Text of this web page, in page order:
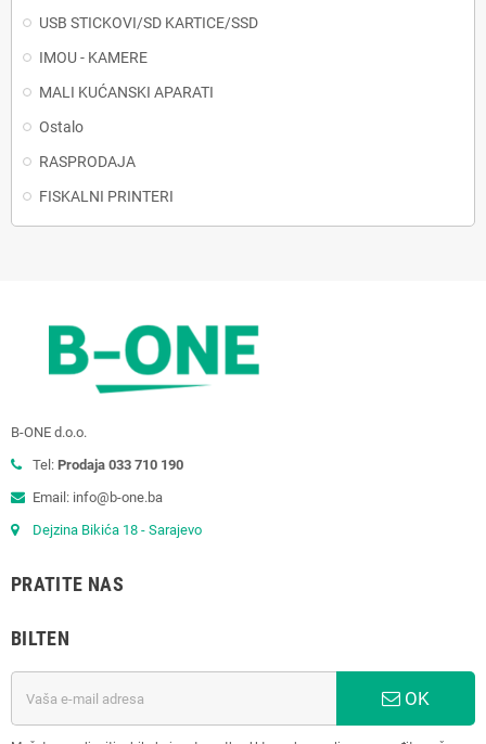
USB STICKOVI/SD KARTICE/SSD
IMOU - KAMERE
MALI KUĆANSKI APARATI
Ostalo
RASPRODAJA
FISKALNI PRINTERI
B-ONE d.o.o.
Tel: Prodaja 033 710 190
Email: info@b-one.ba
Dejzina Bikića 18 - Sarajevo
PRATITE NAS
BILTEN
OK